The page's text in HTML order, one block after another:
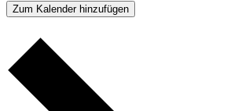
Zum Kalender hinzufügen